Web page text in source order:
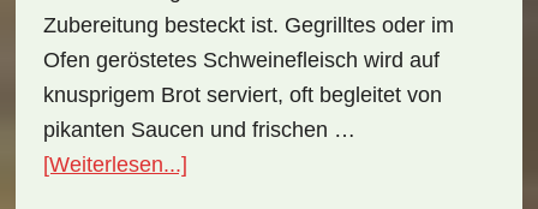
Zubereitung besteckt ist. Gegrilltes oder im
Ofen geröstetes Schweinefleisch wird auf
knusprigem Brot serviert, oft begleitet von
pikanten Saucen und frischen …
[Weiterlesen...]ÜberNationalgericht